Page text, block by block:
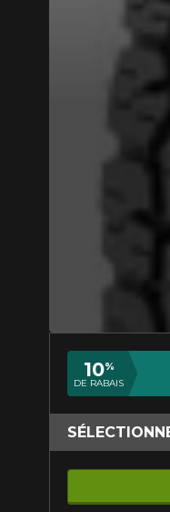
10%
DE RABAIS